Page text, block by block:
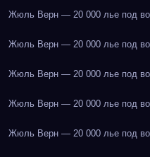
Жюль Верн — 20 000 лье под
Жюль Верн — 20 000 лье под
Жюль Верн — 20 000 лье под
Жюль Верн — 20 000 лье под
Жюль Верн — 20 000 лье под